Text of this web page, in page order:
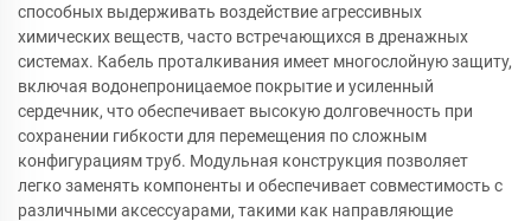
способных выдерживать воздействие агрессивных
химических веществ, часто встречающихся в дренажных
системах. Кабель проталкивания имеет многослойную защиту,
включая водонепроницаемое покрытие и усиленный
сердечник, что обеспечивает высокую долговечность при
сохранении гибкости для перемещения по сложным
конфигурациям труб. Модульная конструкция позволяет
легко заменять компоненты и обеспечивает совместимость с
различными аксессуарами, такими как направляющие